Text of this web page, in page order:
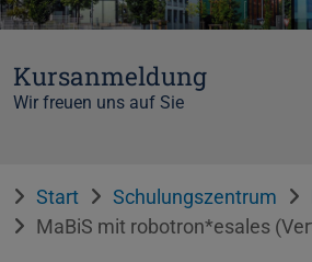
Kursanmeldung
Wir freuen uns auf Sie
Start Schulungszentrum
MaBiS mit robotron*esales